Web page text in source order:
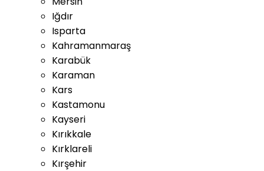
Iğdır
Isparta
Kahramanmaraş
Karabük
Karaman
Kars
Kastamonu
Kayseri
Kırıkkale
Kırklareli
Kırşehir